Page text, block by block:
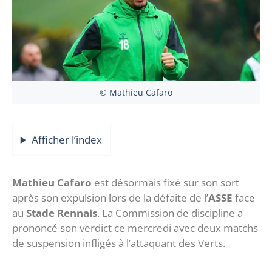
© Mathieu Cafaro
Afficher l’index
Mathieu Cafaro est désormais fixé sur son sort
après son expulsion lors de la défaite de l’ASSE face
au Stade Rennais. La Commission de discipline a
prononcé son verdict ce mercredi avec deux matchs
de suspension infligés à l’attaquant des Verts.